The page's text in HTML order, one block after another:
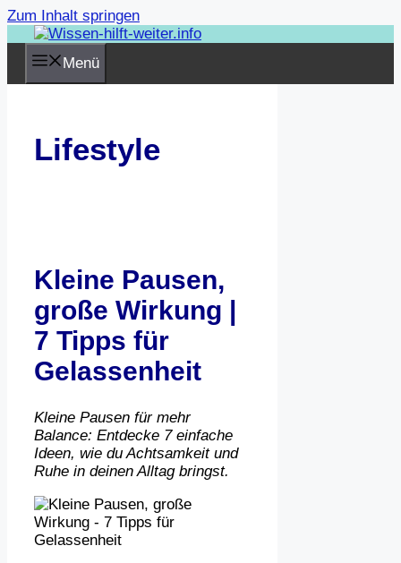
Zum Inhalt springen
Menü
Lifestyle
Kleine Pausen,
große Wirkung |
7 Tipps für
Gelassenheit
Kleine Pausen für mehr
Balance: Entdecke 7 einfache
Ideen, wie du Achtsamkeit und
Ruhe in deinen Alltag bringst.